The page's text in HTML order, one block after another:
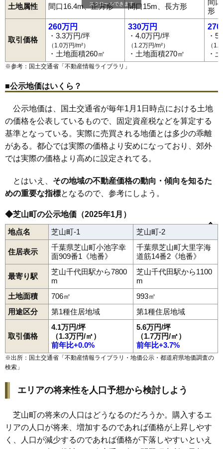
土地属性 間口16.4m、正方形 間口15m、長方形
形
取引価格
260万円
・3.3万円/坪
（1.0万円/m²）
・土地面積260㎡
330万円
・4.0万円/坪
（1.2万円/m²）
・土地面積270㎡
270
・
（
・
スクロールできます
※参考：国土交通省「不動産情報ライブラリ 」
■公示地価はいくら？
公示地価は、国土交通省が毎年1月1日時点における土地
の価格を公表しているもので、固定資産税などを算定する
基準となっている。実際に売買される地価とは多少の乖離
がある。都心では実際の価格より安めになっており、郊外
では実際の価格より高めに設定されてる。
とはいえ、 その地域の不動産価格の動向・傾向を知るた
めの重要な指標となるので、参考にしよう。
◆芝山町の公示地価（2025年1月）
地点名 芝山町-1 芝山町-2
住居表示
千葉県芝山町小池字幸
面909番1《地番》
千葉県芝山町大里字海
道筋14番2《地番》
最寄り駅
芝山千代田駅から7800
m
芝山千代田駅から1100
m
土地面積
706㎡
993㎡
用途区分
第1種住居地域 第1種住居地域
取引価格
4.1万円/坪
（1.3万円/㎡）
前年比+0.0%
5.6万円/坪
（1.7万円/㎡）
前年比+3.7%
※出所：国土交通省「不動産情報ライブラリ・地価公示・都道府県地価調査の
検索 」
エリアの将来性を人口予想から検討しよう
芝山町の将来の人口はどうなるのだろうか。購入するエ
リアの人口が将来、増加するのであれば価格が上昇しやす
く、人口が減少するのであれば価格が下落しやすいといえ
岩山 大台小原子 高田殿部田新井田
新井田新田菱田宝馬山田山中